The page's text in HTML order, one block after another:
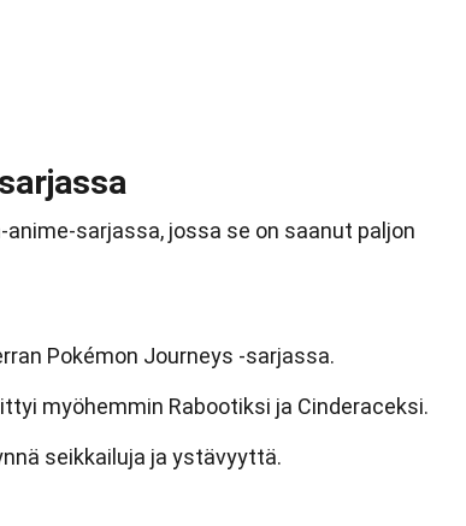
sarjassa, jossa se on saanut paljon
Pokémon Journeys -sarjassa.
myöhemmin Rabootiksi ja Cinderaceksi.
seikkailuja ja ystävyyttä.